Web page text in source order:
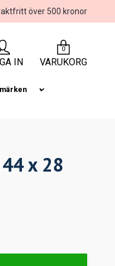
över 500 kronor
IN
0
VARUKORG
x 28